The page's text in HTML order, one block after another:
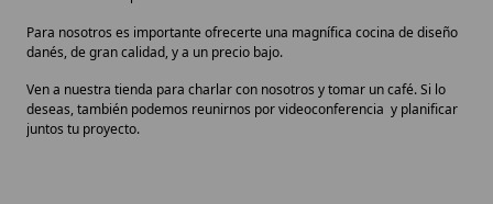
Para nosotros es importante ofrecerte una magnífica cocina de diseño
danés, de gran calidad, y a un precio bajo.
Ven a nuestra tienda para charlar con nosotros y tomar un café. Si lo
deseas, también podemos reunirnos por videoconferencia y planificar
juntos tu proyecto.